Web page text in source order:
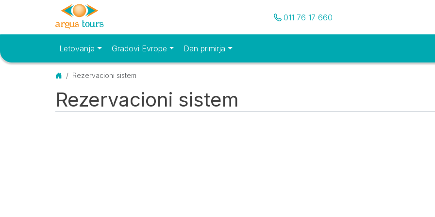
Pozovite nas
011 76 17 660
Osnovni meniLetovanje Gradovi Evrope Dan primirja
Početna
Rezervacioni sistem
Rezervacioni sistem